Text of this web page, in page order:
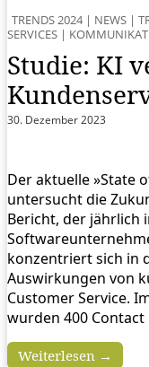
TRENDS 2024| NEWS |
SERVICES |
Studie: KI
30. Dezember 2023
Der aktuelle »State
untersucht die
Bericht, der jährlich
konzentriert sich in
Auswirkungen von
Customer Service.
wurden 400
Weiterlesen →